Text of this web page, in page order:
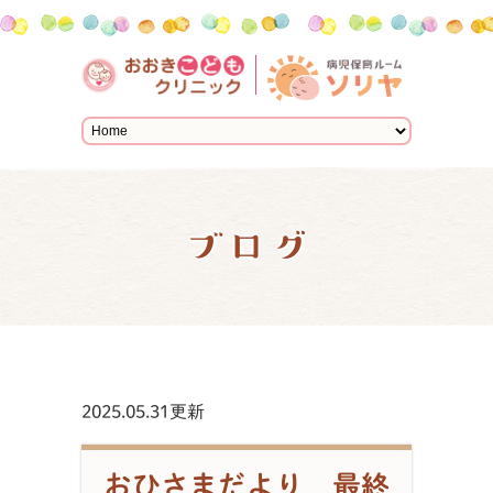
ブログ
2025.05.31更新
おひさまだより 最終